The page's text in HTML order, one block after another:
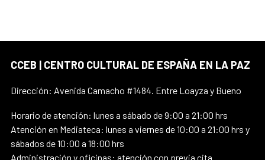
CCEB | CENTRO CULTURAL DE ESPAÑA EN LA PAZ
Dirección: Avenida Camacho #1484. Entre Loayza y Bueno
Horario de atención: lunes a sábado de 9:00 a 21:00 hrs
Atención en Mediateca: lunes a viernes de 10:00 a 21:00 hrs y
sábados de 10:00 a 18:00 hrs
Administración y oficinas: atención con previa cita